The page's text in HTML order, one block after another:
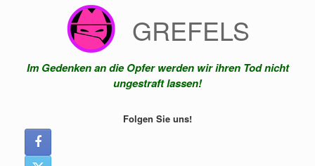
GREFELS
Im Gedenken an die Opfer werden wir ihren Tod nicht
ungestraft lassen!
Folgen Sie uns!